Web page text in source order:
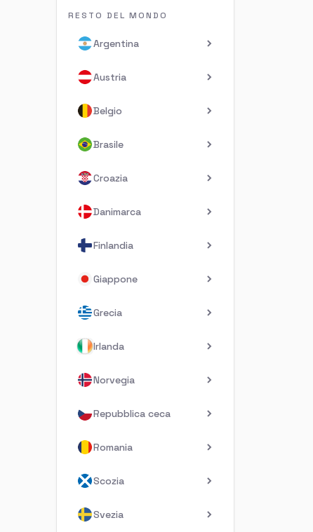
RESTO DEL MONDO
Argentina
Austria
Belgio
Brasile
Croazia
Danimarca
Finlandia
Giappone
Grecia
Irlanda
Norvegia
Repubblica ceca
Romania
Scozia
Svezia